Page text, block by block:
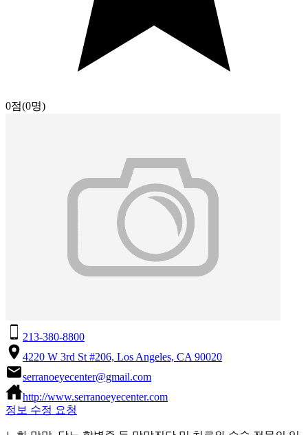
0점(0명)
213-380-8800
4220 W 3rd St #206, Los Angeles, CA 90020
serranoeyecenter@gmail.com
http://www.serranoeyecenter.com
정보 수정 요청